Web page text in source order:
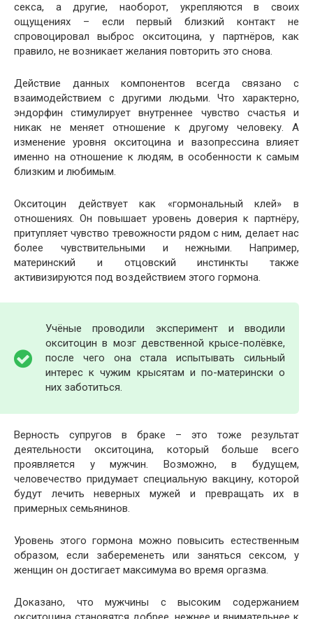
секса, а другие, наоборот, укрепляются в своих
ощущениях – если первый близкий контакт не
спровоцировал выброс окситоцина, у партнёров, как
правило, не возникает желания повторить это снова.
Действие данных компонентов всегда связано с
взаимодействием с другими людьми. Что характерно,
эндорфин стимулирует внутреннее чувство счастья и
никак не меняет отношение к другому человеку. А
изменение уровня окситоцина и вазопрессина влияет
именно на отношение к людям, в особенности к самым
близким и любимым.
Окситоцин действует как «гормональный клей» в
отношениях. Он повышает уровень доверия к партнёру,
притупляет чувство тревожности рядом с ним, делает нас
более чувствительными и нежными. Например,
материнский и отцовский инстинкты также
активизируются под воздействием этого гормона.
Учёные проводили эксперимент и вводили
окситоцин в мозг девственной крысе-полёвке,
после чего она стала испытывать сильный
интерес к чужим крысятам и по-матерински о
них заботиться.
Верность супругов в браке – это тоже результат
деятельности окситоцина, который больше всего
проявляется у мужчин. Возможно, в будущем,
человечество придумает специальную вакцину, которой
будут лечить неверных мужей и превращать их в
примерных семьянинов.
Уровень этого гормона можно повысить естественным
образом, если забеременеть или заняться сексом, у
женщин он достигает максимума во время оргазма.
Доказано, что мужчины с высоким содержанием